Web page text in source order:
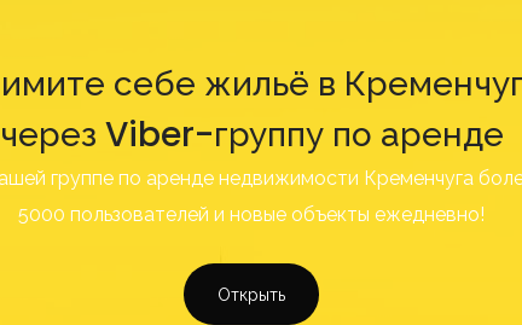
себе жильё в
через Viber-группу по аренде
группе по аренде недвижимости Кременчуга
5000 пользователей и новые объекты ежедневно!
Открыть